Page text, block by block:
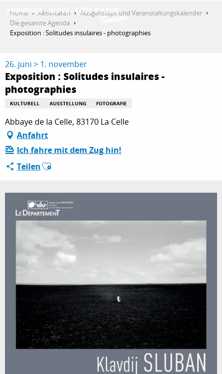
contenu
AKTIVITÄTEN
AUFENTHALT
ESPACE PRO
Home Aktivitäten
Ausgehtipps und Veranstaltungskalender
Die gesamte Agenda
Exposition : Solitudes insulaires - photographies
26. juni > 1. november
Exposition : Solitudes insulaires -
photographies
KULTURELL AUSSTELLUNG FOTOGRAFIE
Abbaye de la Celle, 83170 La Celle
Anfahrt
Ich fahre mit dem Zug hin!
TeilenAjouter aux favoris